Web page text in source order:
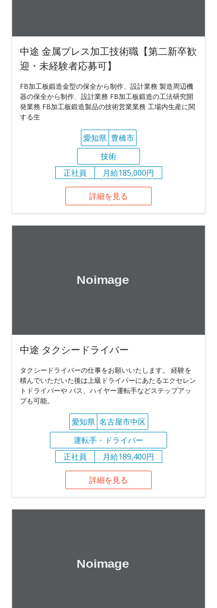
中途 金属プレス加工技術職【第二新卒歓
迎・未経験者応募可】
FB加工板鍛造金型の保全から制作、設計業務 製造周辺機
器の保全から制作、設計業務 FB加工板鍛造の工法研究開
発業務 FB加工板鍛造製品の技術営業業務 工場内生産に関
する生
愛知県 豊橋市
技術
正社員
月給185,000円
詳細を見る
中途 タクシードライバー
タクシードライバーの仕事をお願いいたします。 経験を
積んでいただいた後は上級ドライバーにあたるエクセレン
トドライバーや バス、ハイヤー運転手などステップアッ
プも可能。
愛知県 名古屋市中区
運転手・ドライバー
正社員
月給189,400円
詳細を見る